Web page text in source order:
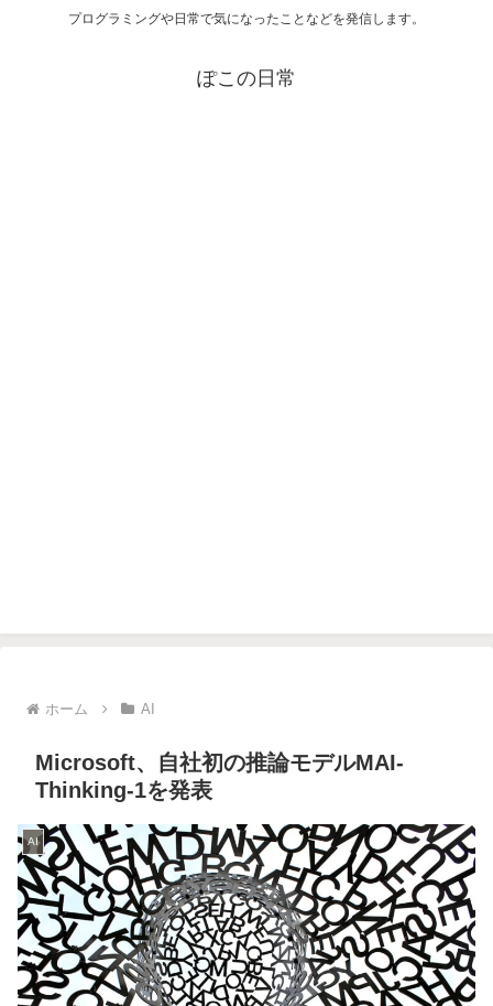
プログラミングや日常で気になったことなどを発信します。
ぽこの日常
ホーム AI
Microsoft、自社初の推論モデルMAI-
Thinking-1を発表
AI